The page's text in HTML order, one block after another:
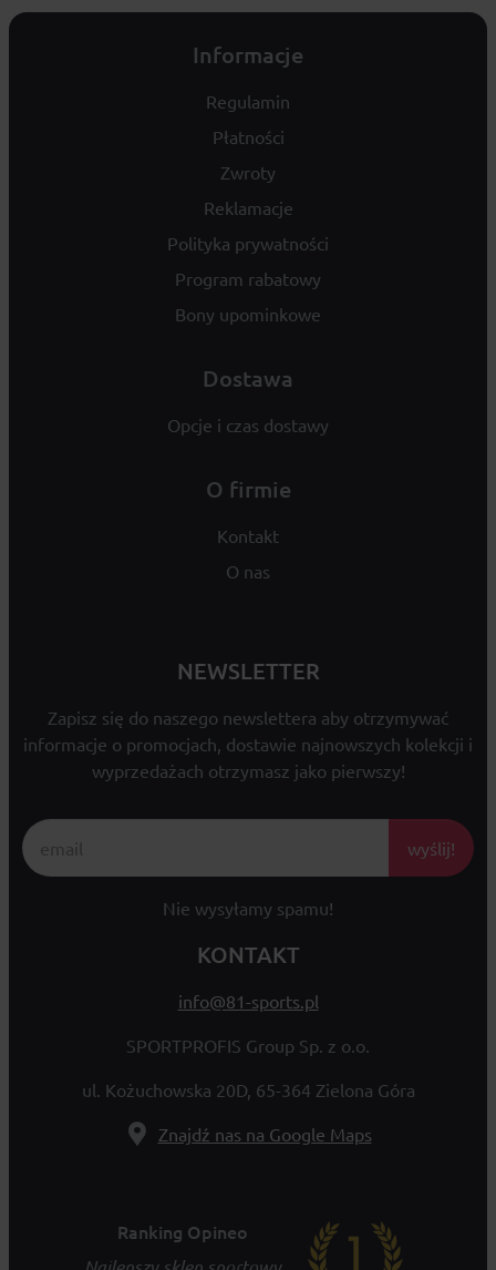
Informacje
Regulamin
Płatności
Zwroty
Reklamacje
Polityka prywatności
Program rabatowy
Bony upominkowe
Dostawa
Opcje i czas dostawy
O firmie
Kontakt
O nas
NEWSLETTER
Zapisz się do naszego newslettera aby otrzymywać
informacje o promocjach, dostawie najnowszych kolekcji i
wyprzedażach otrzymasz jako pierwszy!
wyślij!
Nie wysyłamy spamu!
KONTAKT
info@81-sports.pl
SPORTPROFIS Group Sp. z o.o.
ul. Kożuchowska 20D, 65-364 Zielona Góra
Znajdź nas na Google Maps
Ranking Opineo